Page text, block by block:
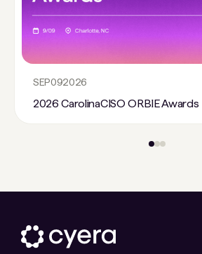
SEP092026
2026 CarolinaCISO ORBIE Awards